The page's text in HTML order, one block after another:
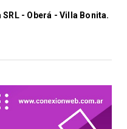
- Oberá - Villa Bonita.